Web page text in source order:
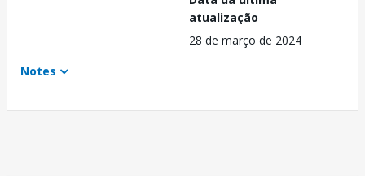
atualização
28 de março de 2024
Notes